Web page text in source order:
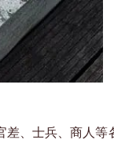
、士兵、商人等